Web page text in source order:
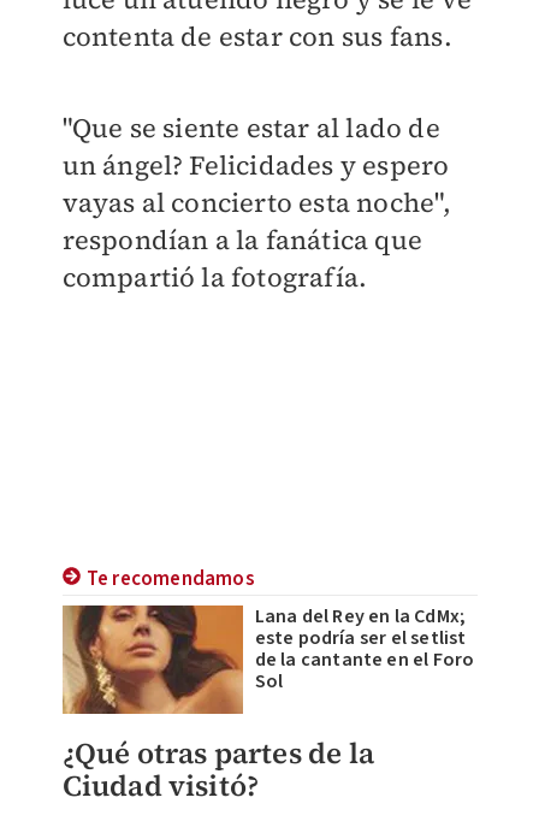
contenta de estar con sus fans.
"Que se siente estar al lado de
un ángel? Felicidades y espero
vayas al concierto esta noche",
respondían a la fanática que
compartió la fotografía.
Te recomendamos
Lana del Rey en la CdMx;
este podría ser el setlist
de la cantante en el Foro
Sol
¿Qué otras partes de la
Ciudad visitó?